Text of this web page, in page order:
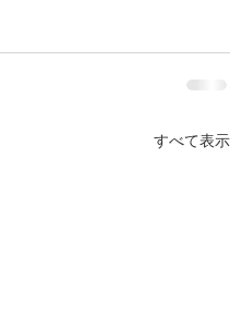
すべて表示